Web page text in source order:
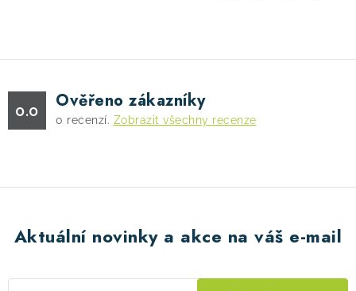
0.0 Ověřeno zákazníky
0 recenzí. Zobrazit všechny recenze
Aktuální novinky a akce na váš e-mail